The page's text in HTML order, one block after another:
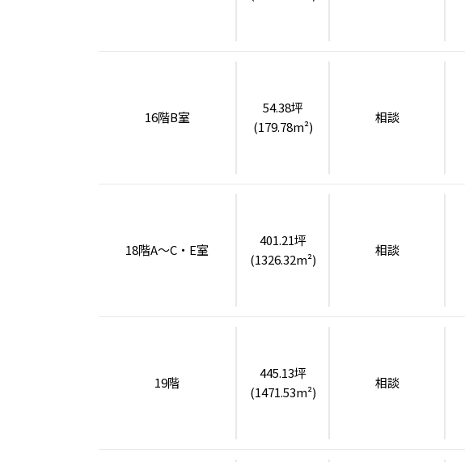
16階B室
54.38坪
(179.78m²)
相談
18階A～C・E室
401.21坪
(1326.32m²)
相談
19階
445.13坪
(1471.53m²)
相談